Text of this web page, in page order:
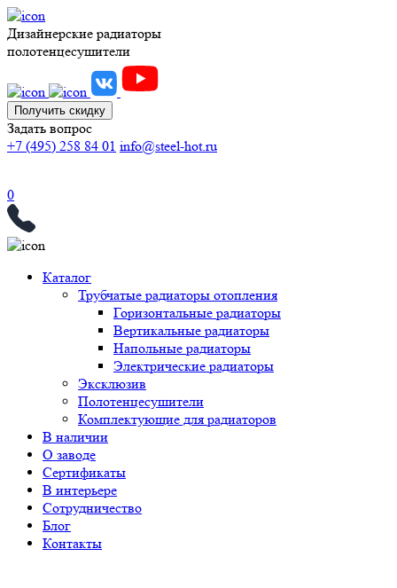
Дизайнерские радиаторы
полотенцесушители
Получить скидку
Задать вопрос
+7 (495) 258 84 01 info@steel-hot.ru
0
Каталог
Трубчатые радиаторы отопления
Горизонтальные радиаторы
Вертикальные радиаторы
Напольные радиаторы
Электрические радиаторы
Эксклюзив
Полотенцесушители
Комплектующие для радиаторов
В наличии
О заводе
Сертификаты
В интерьере
Сотрудничество
Блог
Контакты